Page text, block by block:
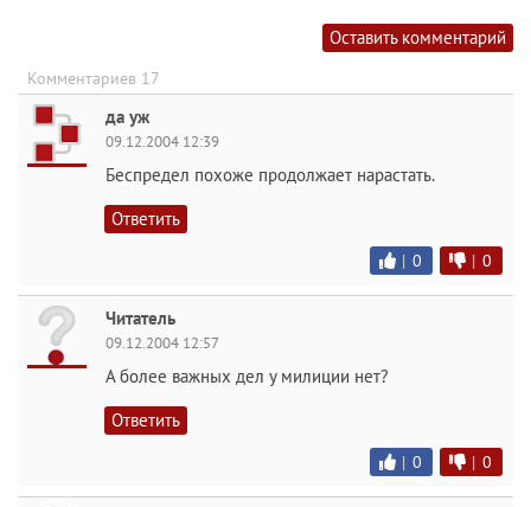
Оставить комментарий
Комментариев 17
да уж
09.12.2004 12:39
Беспредел похоже продолжает нарастать.
Ответить
| 0 | 0
Читатель
09.12.2004 12:57
А более важных дел у милиции нет?
Ответить
| 0 | 0